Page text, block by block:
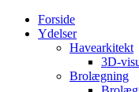
Forside
Ydelser
Havearkitekt
3D-
Brolægning